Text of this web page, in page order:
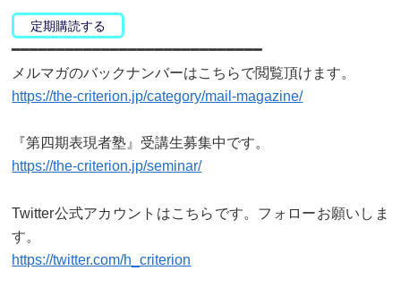
定期購読する
━━━━━━━━━━━━━━━━━━━━━━━━━━━━
メルマガのバックナンバーはこちらで閲覧頂けます。
https://the-criterion.jp/category/mail-magazine/
『第四期表現者塾』受講生募集中です。
https://the-criterion.jp/seminar/
Twitter公式アカウントはこちらです。フォローお願いしま
す。
https://twitter.com/h_criterion